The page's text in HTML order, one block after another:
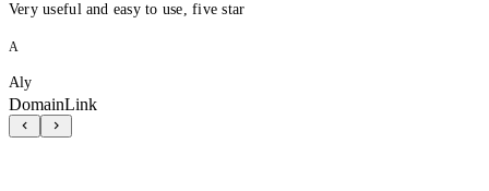
Very useful and easy to use, five star
A
Aly
DomainLink